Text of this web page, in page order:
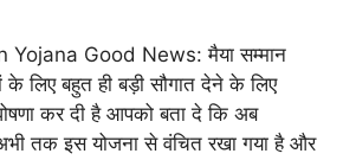
Yojana Good News: मैया सम्मान
के लिए बहुत ही बड़ी सौगात देने के लिए
कर दी है आपको बता दे कि अब
तक इस योजना से वंचित रखा गया है और